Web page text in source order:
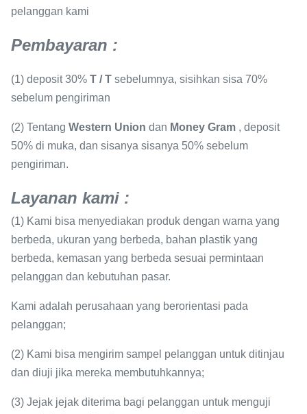
pelanggan kami
Pembayaran :
(1) deposit 30% T / T sebelumnya, sisihkan sisa 70%
sebelum pengiriman
(2) Tentang Western Union dan Money Gram , deposit
50% di muka, dan sisanya sisanya 50% sebelum
pengiriman.
Layanan kami :
(1) Kami bisa menyediakan produk dengan warna yang
berbeda, ukuran yang berbeda, bahan plastik yang
berbeda, kemasan yang berbeda sesuai permintaan
pelanggan dan kebutuhan pasar.
Kami adalah perusahaan yang berorientasi pada
pelanggan;
(2) Kami bisa mengirim sampel pelanggan untuk ditinjau
dan diuji jika mereka membutuhkannya;
(3) Jejak jejak diterima bagi pelanggan untuk menguji